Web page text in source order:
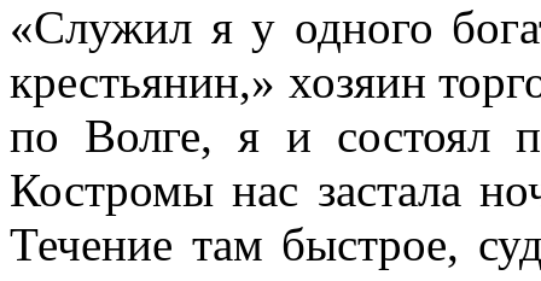
«Служил я у одного
крестьянин,» хозяин
по Волге, я и состоял
Костромы нас застала
Течение там быстрое,